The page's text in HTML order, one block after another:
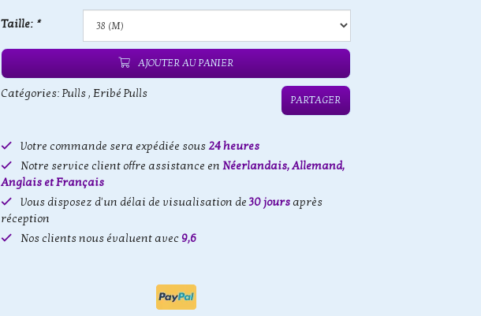
Taille: *
AJOUTER AU PANIER
Catégories: Pulls, Eribé Pulls PARTAGER
Votre commande sera expédiée sous24 heures
Notre service client offre assistance en Néerlandais, Allemand,
Anglais et Français
Vous disposez d'un délai de visualisation de30 jours après
réception
Nos clients nous évaluent avec 9,6